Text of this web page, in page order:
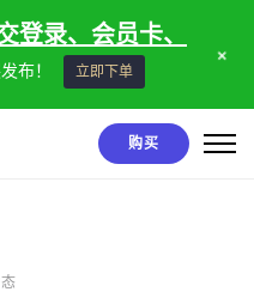
购买
登录、会员卡、
布！ 立即下单
+